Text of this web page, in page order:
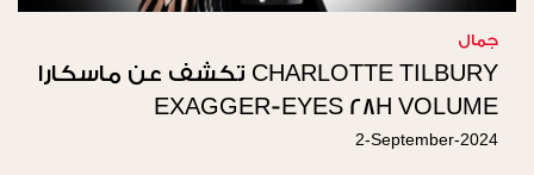
جمال
CHARLOTTE TILBURY تكشف عن ماسكارا
EXAGGER-EYES 28H VOLUME
2-September-2024